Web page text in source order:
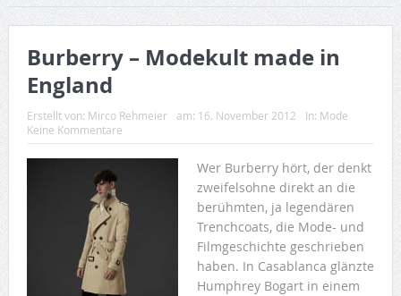
Burberry – Modekult made in
England
Erstellt von: Mirco Rehmeier am: 16. November 2012 In: Mode
Keine Kommentare
Wer Burberry hört, der denkt
zweifelsohne direkt an die
berühmten, ja legendären
Trenchcoats, die Mode- und
Filmgeschichte geschrieben
haben. In Casablanca glänzte
Humphrey Bogart in einem